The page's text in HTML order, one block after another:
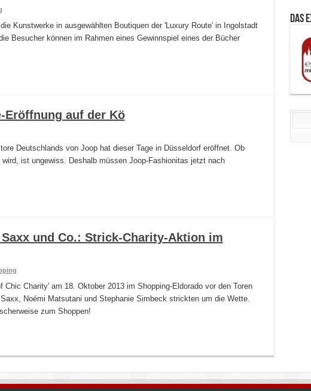
Kunstwerke in ausgewählten Boutiquen der 'Luxury Route' in Ingolstadt
Besucher können im Rahmen eines Gewinnspiel eines der Bücher
Eröffnung auf der Kö
Deutschlands von Joop hat dieser Tage in Düsseldorf eröffnet. Ob
ist ungewiss. Deshalb müssen Joop-Fashionitas jetzt nach
und Co.: Strick-Charity-Aktion im
Chic Charity' am 18. Oktober 2013 im Shopping-Eldorado vor den Toren
Noémi Matsutani und Stephanie Simbeck strickten um die Wette.
zum Shoppen!
Das